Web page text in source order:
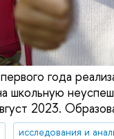
года
школьную
2023.
исследования и